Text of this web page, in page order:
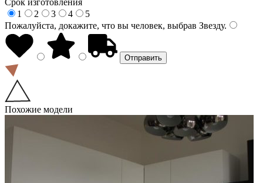
1
2 3 4
5
Пожалуйста, докажите, что вы человек, выбрав Звезду.
Похожие модели